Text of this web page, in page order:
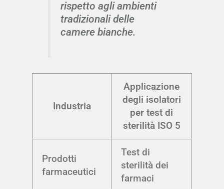
rispetto agli ambienti
tradizionali delle
camere bianche.
Industria
Applicazione
degli isolatori
per test di
sterilità ISO 5
Prodotti
farmaceutici
Test di
sterilità dei
farmaci